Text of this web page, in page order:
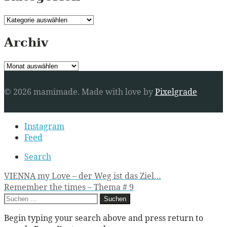
Kategorien
Archiv
Archiv
© 2026 mamimade. Made with love byPixelgrade
Secondary
navigationInstagram
Feed
Search
Post
navigation
VIENNA my Love – der Weg ist das Ziel…
Remember the times – Thema # 9
Suchen
Begin typing your search above and press return to